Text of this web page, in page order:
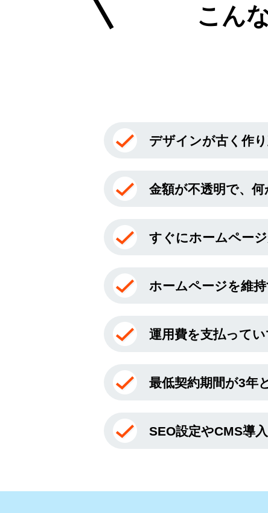
こん
デザインが古く作
金額が不透明で、
すぐにホームペー
ホームページを維
運用費を支払って
最低契約期間が3年
SEO設定やCMS導